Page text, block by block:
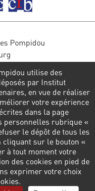
Pompidou
22
utilise des
par Institut
en vue de réaliser
votre expérience
dans la page
personnelles rubrique «
le dépôt de tous les
cliquant sur le bouton «
à tout moment votre
des cookies en pied de
exprimer votre choix